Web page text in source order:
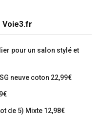
Voie3.fr
pour un salon stylé et
neuve coton 22,99€
de 5) Mixte 12,98€